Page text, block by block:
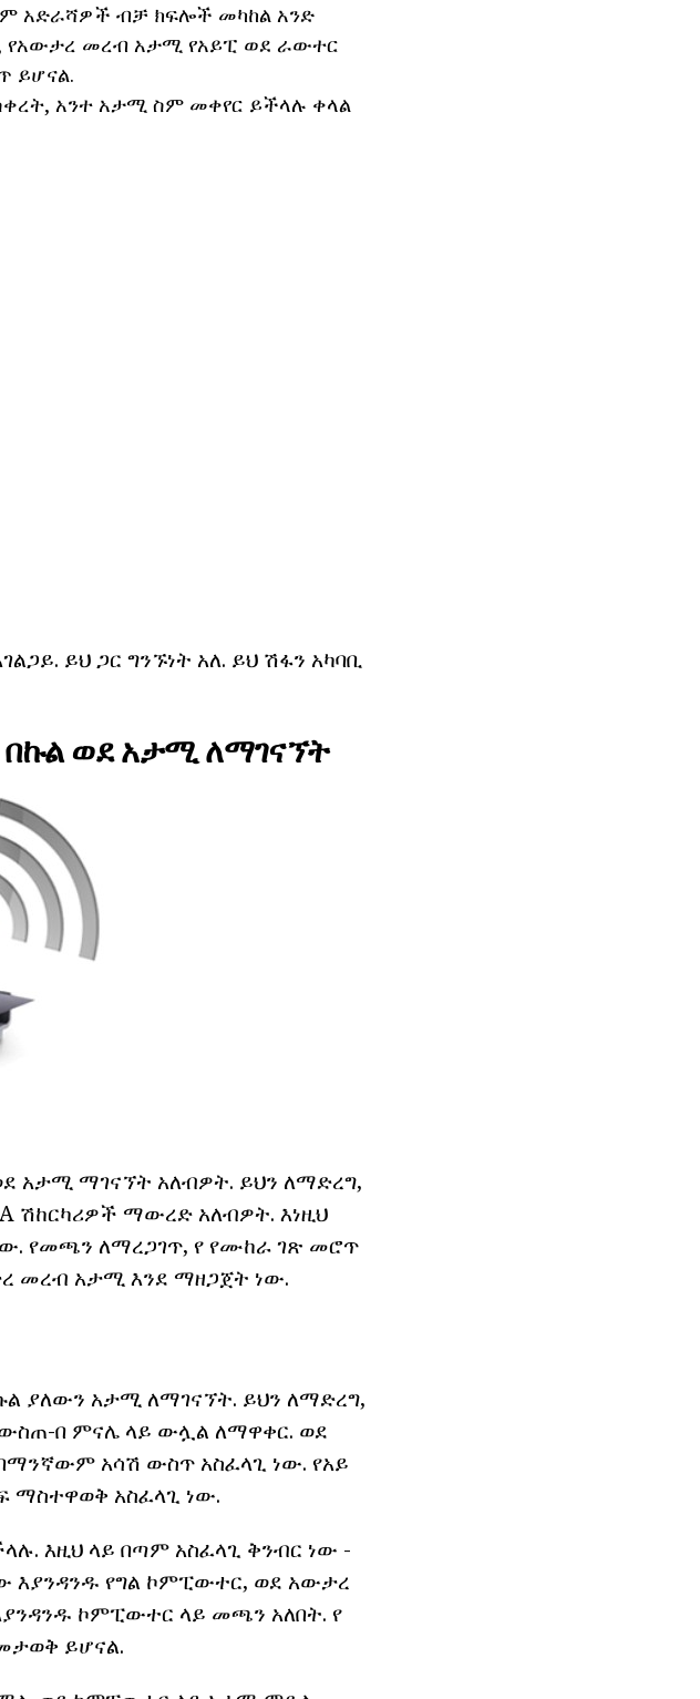
አድራሻዎች ብቻ ክፍሎች መካከል አንድ
የአውታረ መረብ አታሚ የአይፒ ወደ ራውተር
ይሆናል.
አንተ አታሚ ስም መቀየር ይችላሉ ቀላል
ይህ ጋር ግንኙነት አለ. ይህ ሽፋን አካባቢ
በኩል ወደ አታሚ ለማገናኘት
አታሚ ማገናኘት አለብዎት. ይህን ለማድረግ,
ሽከርካሪዎች ማውረድ አለብዎት. እነዚህ
የመጫን ለማረጋገጥ, የ የሙከራ ገጽ መሮጥ
መረብ አታሚ እንደ ማዘጋጀት ነው.
ያለውን አታሚ ለማገናኘት. ይህን ለማድረግ,
በ ምናሌ ላይ ውሏል ለማዋቀር. ወደ
አሳሽ ውስጥ አስፈላጊ ነው. የአይ
ማስተዋወቅ አስፈላጊ ነው.
እዚህ ላይ በጣም አስፈላጊ ቅንብር ነው -
እያንዳንዱ የግል ኮምፒውተር, ወደ አውታረ
ኮምፒውተር ላይ መጫን አለበት. የ
ይሆናል.